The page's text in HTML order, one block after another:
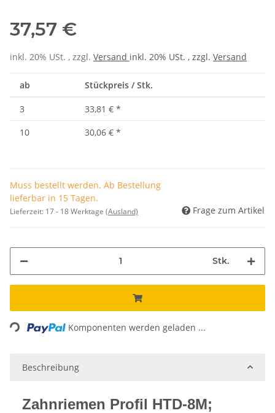
37,57 €
inkl. 20% USt. , zzgl. Versand inkl. 20% USt. , zzgl. Versand
ab Stückpreis / Stk.
3 33,81 € *
10
30,06 € *
Muss bestellt werden. Ab Bestellung
lieferbar in 15 Tagen.
Lieferzeit: 17 - 18 Werktage (Ausland) Frage zum Artikel
Stk.
Loading... Komponenten werden geladen ...
Beschreibung
Zahnriemen Profil HTD-8M;